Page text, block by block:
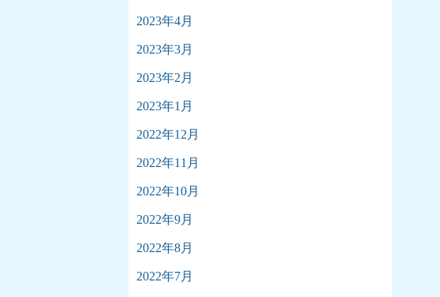
2023年4月
2023年3月
2023年2月
2023年1月
2022年12月
2022年11月
2022年10月
2022年9月
2022年8月
2022年7月